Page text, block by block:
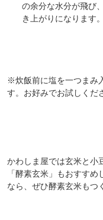
の余分な水分が飛び
き上がりになります。
※炊飯前に塩を一つまみ
す。お好みでお試しくだ
かわしま屋では玄米と小
「酵素玄米」もおすす
なら、ぜひ酵素玄米もつ